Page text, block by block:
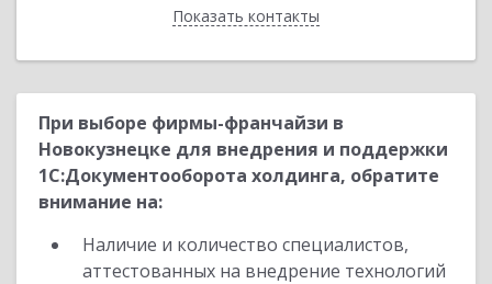
Показать контакты
Назад
При выборе фирмы-франчайзи в
Новокузнецке для внедрения и поддержки
1С:Документооборота холдинга, обратите
внимание на:
Наличие и количество специалистов,
аттестованных на внедрение технологий